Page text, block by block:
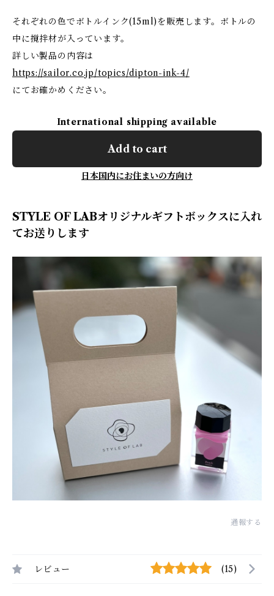
それぞれの色でボトルインク(15ml)を販売します。ボトルの
中に撹拌材が入っています。
詳しい製品の内容は
https://sailor.co.jp/topics/dipton-ink-4/
にてお確かめください。
International shipping available
Add to cart
日本国内にお住まいの方向け
STYLE OF LABオリジナルギフトボックスに入れ
てお送りします
通報する
レビュー (15)